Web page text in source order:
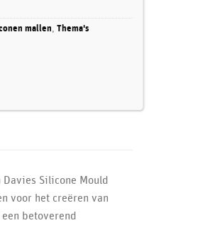
mallen, Thema's
Silicone Mould
voor het creëren van
betoverend